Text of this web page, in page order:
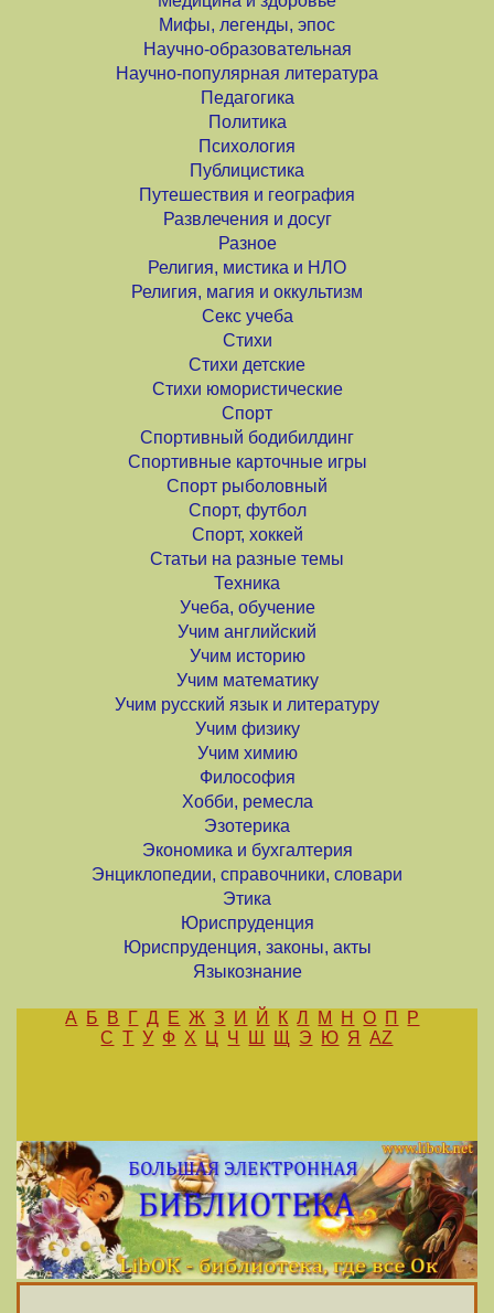
Мифы, легенды, эпос
Научно-образовательная
Научно-популярная литература
Педагогика
Политика
Психология
Публицистика
Путешествия и география
Развлечения и досуг
Разное
Религия, мистика и НЛО
Религия, магия и оккультизм
Секс учеба
Стихи
Стихи детские
Стихи юмористические
Спорт
Спортивный бодибилдинг
Спортивные карточные игры
Спорт рыболовный
Спорт, футбол
Спорт, хоккей
Статьи на разные темы
Техника
Учеба, обучение
Учим английский
Учим историю
Учим математику
Учим русский язык и литературу
Учим физику
Учим химию
Философия
Хобби, ремесла
Эзотерика
Экономика и бухгалтерия
Энциклопедии, справочники, словари
Этика
Юриспруденция
Юриспруденция, законы, акты
Языкознание
А Б В Г Д Е Ж З И Й К Л М Н О П
Р
С Т У Ф Х Ц Ч Ш Щ Э Ю Я AZ